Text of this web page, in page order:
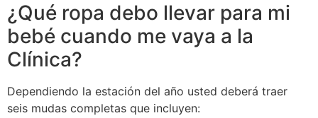
¿Qué ropa debo llevar para mi
bebé cuando me vaya a la
Clínica?
Dependiendo la estación del año usted deberá traer
seis mudas completas que incluyen: